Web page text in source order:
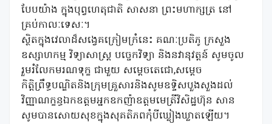
បែបយ៉ាង ក្នុងបុព្វហេតុជាតិ សាសនា ព្រះមហាក្សត្រ នៅ
គ្រប់កាលៈទេសៈ។
ស្ថិតក្នុងវេលាដ៏សង្វេគក្រៀមក្រំនេះ គណៈប្រតិភូ ក្រសួង
ឧស្សាហកម្ម វិទ្យាសាស្ត្រ បច្ចេកវិទ្យា និងនវានុវត្តន៍ សូមចូល
រួមរំលែកមរណទុក្ខ ជាមួយ សម្តេចតេជោ,សម្តេច
កិត្តិព្រឹទ្ធបណ្ឌិតនិងក្រុមគ្រួសារនិងសូមឧទ្ទិសបួងសួងដល់
វិញ្ញាណក្ខន្ធឯកឧត្តមអ្នកឧកញ៉ាឧត្តមមេត្រីវិសិដ្ឋហ៊ុន សាន
សូមបានសោយសុខក្នុងសុគតិភពកុំបីឃ្លៀងឃ្លាតឡើយ។